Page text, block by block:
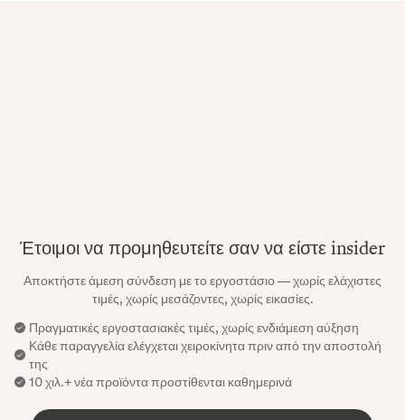
Έτοιμοι να προμηθευτείτε σαν να είστε insider
Αποκτήστε άμεση σύνδεση με το εργοστάσιο — χωρίς ελάχιστες
τιμές, χωρίς μεσάζοντες, χωρίς εικασίες.
Πραγματικές εργοστασιακές τιμές, χωρίς ενδιάμεση αύξηση
Κάθε παραγγελία ελέγχεται χειροκίνητα πριν από την αποστολή
της
10 χιλ.+ νέα προϊόντα προστίθενται καθημερινά